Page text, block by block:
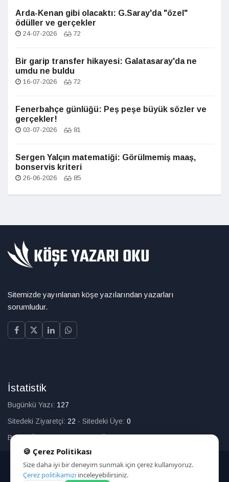
Arda-Kenan gibi olacaktı: G.Saray'da "özel"
ödüller ve gerçekler
24-07-2026 72
Bir garip transfer hikayesi: Galatasaray'da ne
umdu ne buldu
16-07-2026 72
Fenerbahçe günlüğü: Peş peşe büyük sözler ve
gerçekler!
03-07-2026 81
Sergen Yalçın matematiği: Görülmemiş maaş,
bonservis kriteri
26-06-2026 85
Sitemizde yayınlanan köşe yazılarından yazarları
sorumludur.
İstatistik
Bugünkü Yazı: 127
Sitedeki Ziyaretçi: 22 · Sitedeki Üye: 0
Bugün Üye Olan:0·Toplam Üye:226
© 2025
🍪 Çerez Politikası
Size daha iyi bir deneyim sunmak için çerez kullanıyoruz.
Çerez politikamızı inceleyebilirsiniz.